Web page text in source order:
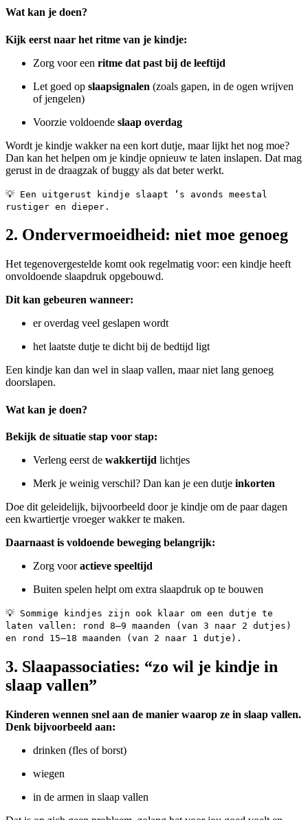
Wat kan je doen?
Kijk eerst naar het ritme van je kindje:
Zorg voor een ritme dat past bij de leeftijd
Let goed op slaapsignalen (zoals gapen, in de ogen wrijven
of jengelen)
Voorzie voldoende slaap overdag
Wordt je kindje wakker na een kort dutje, maar lijkt het nog moe?
Dan kan het helpen om je kindje opnieuw te laten inslapen. Dat mag
gerust in de draagzak of buggy als dat beter werkt.
💡 Een uitgerust kindje slaapt ‘s avonds meestal
rustiger en dieper.
2. Ondervermoeidheid: niet moe genoeg
Het tegenovergestelde komt ook regelmatig voor: een kindje heeft
onvoldoende slaapdruk opgebouwd.
Dit kan gebeuren wanneer:
er overdag veel geslapen wordt
het laatste dutje te dicht bij de bedtijd ligt
Een kindje kan dan wel in slaap vallen, maar niet lang genoeg
doorslapen.
Wat kan je doen?
Bekijk de situatie stap voor stap:
Verleng eerst de wakkertijd lichtjes
Merk je weinig verschil? Dan kan je een dutje inkorten
Doe dit geleidelijk, bijvoorbeeld door je kindje om de paar dagen
een kwartiertje vroeger wakker te maken.
Daarnaast is voldoende beweging belangrijk:
Zorg vooractieve speeltijd
Buiten spelen helpt om extra slaapdruk op te bouwen
💡 Sommige kindjes zijn ook klaar om een dutje te
laten vallen: rond 8–9 maanden (van 3 naar 2 dutjes)
en rond 15–18 maanden (van 2 naar 1 dutje).
3. Slaapassociaties: “zo wil je kindje in
slaap vallen”
Kinderen wennen snel aan de manier waarop ze in slaap vallen.
Denk bijvoorbeeld aan:
drinken (fles of borst)
wiegen
in de armen in slaap vallen